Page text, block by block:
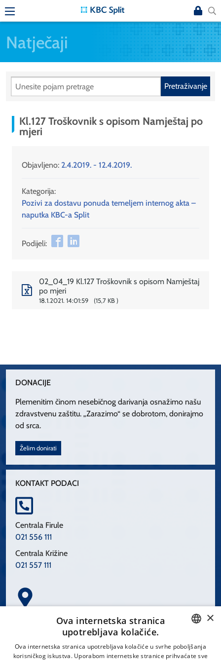
Natječaji
Pretraživanje
Kl.127 Troškovnik s opisom Namještaj po
mjeri
Objavljeno: 2.4.2019. - 12.4.2019.
Kategorija:
Pozivi za dostavu ponuda temeljem internog akta –
naputka KBC-a Split
Podijeli:
02_04_19 Kl.127 Troškovnik s opisom Namještaj
po mjeri
18.1.2021. 14:01:59 15,7 KB
DONACIJE
Plemenitim činom nesebičnog darivanja osnažimo našu
zdravstvenu zaštitu. „Zarazimo“ se dobrotom, donirajmo
od srca.
Želim donirati
KONTAKT PODACI
Centrala Firule
021 556 111
Centrala Križine
021 557 111
Spinčićeva 1, 21000 Split
CROATIAN
×
Ova internetska stranica
upotrebljava kolačiće.
Ova internetska stranica upotrebljava kolačiće u svrhe poboljšanja
korisničkog iskustva. Uporabom internetske stranice prihvaćate sve